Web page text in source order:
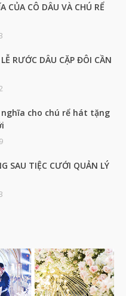
CỦA CÔ DÂU VÀ CHÚ RỂ
RƯỚC DÂU CẶP ĐÔI CẦN
cho chú rể hát tặng
SAU TIỆC CƯỚI QUẢN LÝ